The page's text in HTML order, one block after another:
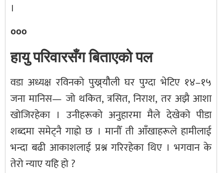
।
०००
हायु परिवारसँग बिताएको पल
वडा अध्यक्ष रविनको पुख्र्यौैली घर पुग्दा भेटिए १४–१५
जना मानिस— जो थकित, त्रसित, निराश, तर अझै आशा
खोजिरहेका । उनीहरूको अनुहारमा मैले देखेको पीडा
शब्दमा समेट्नै गाह्रो छ । मानौँ ती आँखाहरूले हामीलाई
भन्दा बढी आकाशलाई प्रश्न गरिरहेका थिए । भगवान के
तेरो न्याए यहि हो ?